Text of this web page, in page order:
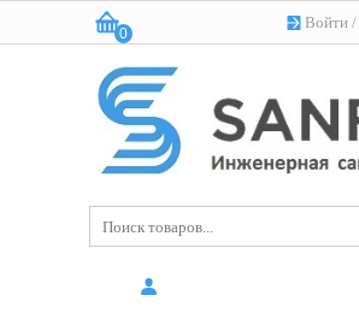
Войти /
Корзина:
0
(пусто)